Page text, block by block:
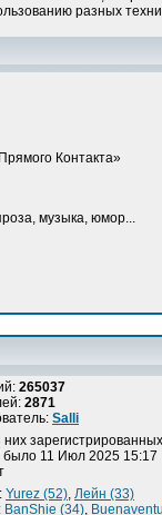
разных
Контакта»
музыка, юмор...
265037
2871
Salli
них
было 11 Июл 2025 15:17
Yurez (52) Лейн (33)
BanShiе (34)